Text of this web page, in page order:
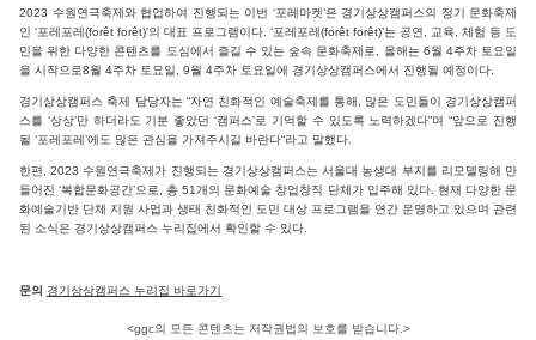
2023 수원연극축제와 협업하여 진행되는 이번 ‘포레마켓’은 경기상상캠퍼스의 정기 문화축제
인 ‘포레포레(forêt forêt)’의 대표 프로그램이다. ‘포레포레(forêt forêt)’는 공연, 교육, 체험 등 도
민을 위한 다양한 콘텐츠를 도심에서 즐길 수 있는 숲속 문화축제로, 올해는 6월 4주차 토요일
을 시작으로8월 4주차 토요일, 9월 4주차 토요일에 경기상상캠퍼스에서 진행될 예정이다.
경기상상캠퍼스 축제 담당자는 “자연 친화적인 예술축제를 통해, 많은 도민들이 경기상상캠퍼
스를 ‘상상’만 하더라도 기분 좋았던 ‘캠퍼스’로 기억할 수 있도록 노력하겠다”며 “앞으로 진행
될 ‘포레포레’에도 많은 관심을 가져주시길 바란다“라고 말했다.
한편, 2023 수원연극축제가 진행되는 경기상상캠퍼스는 서울대 농생대 부지를 리모델링해 만
들어진 ‘복합문화공간’으로, 총 51개의 문화예술 창업창직 단체가 입주해 있다. 현재 다양한 문
화예술기반 단체 지원 사업과 생태 친화적인 도민 대상 프로그램을 연간 운영하고 있으며 관련
된 소식은 경기상상캠퍼스 누리집에서 확인할 수 있다.
문의 경기상상캠퍼스 누리집 바로가기
<ggc의 모든 콘텐츠는 저작권법의 보호를 받습니다.>